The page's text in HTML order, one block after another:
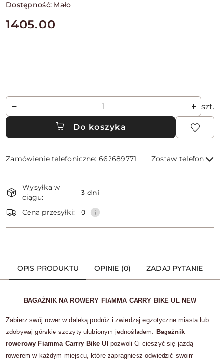
Dostępność: Mało
cena:
1405.00
Ilość szt.
Do koszyka
Zamówienie telefoniczne: 662689771 Zostaw telefon
i
dostawa
Wysyłka w
ciągu:
3 dni
Cena przesyłki: 0
OPIS PRODUKTU OPINIE (0) ZADAJ PYTANIE
BAGAŻNIK NA ROWERY FIAMMA CARRY BIKE UL NEW
Zabierz swój rower w daleką podróż i zwiedzaj egzotyczne miasta lub
zdobywaj górskie szczyty ulubionym jednośladem. Bagażnik
rowerowy Fiamma Carrry Bike Ul pozwoli Ci cieszyć się jazdą
rowerem w każdym miejscu, które zapragniesz odwiedzić swoim